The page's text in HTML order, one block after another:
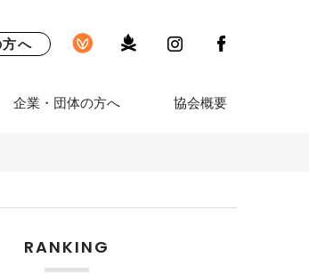
方へ
企業・団体の方へ 協会概要
RANKING